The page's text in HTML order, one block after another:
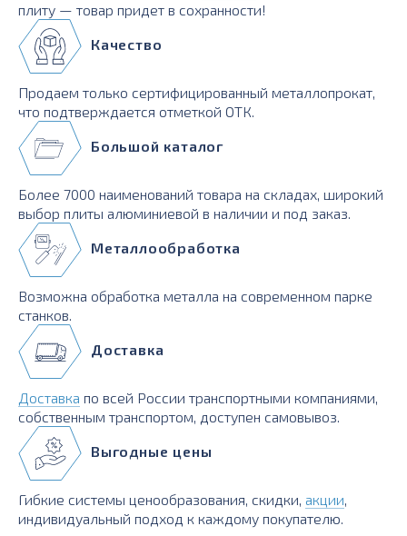
плиту — товар придет в сохранности!
Качество
Продаем только сертифицированный металлопрокат,
что подтверждается отметкой ОТК.
Большой каталог
Более 7000 наименований товара на складах, широкий
выбор плиты алюминиевой в наличии и под заказ.
Металлообработка
Возможна обработка металла на современном парке
станков.
Доставка
Доставка по всей России транспортными компаниями,
собственным транспортом, доступен самовывоз.
Выгодные цены
Гибкие системы ценообразования, скидки, акции,
индивидуальный подход к каждому покупателю.